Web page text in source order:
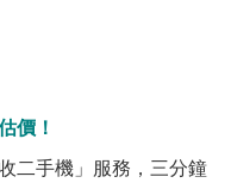
價！
二手機」服務，三分鐘